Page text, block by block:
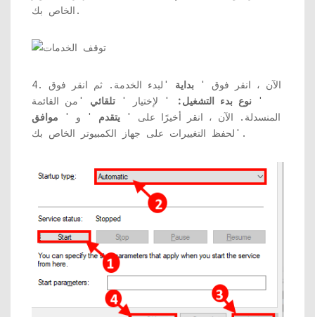
الخاص بك.
4. الآن ، انقر فوق ' بداية 'لبدء الخدمة. ثم انقر فوق
' نوع بدء التشغيل: ' لإختيار ' تلقائي 'من القائمة
المنسدلة. الآن ، انقر أخيرًا على ' يتقدم ' و ' موافق
'لحفظ التغييرات على جهاز الكمبيوتر الخاص بك.